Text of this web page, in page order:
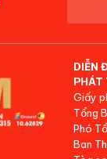
DIỄN
PHÁT
Giấy
Tổng
Phó
Ban